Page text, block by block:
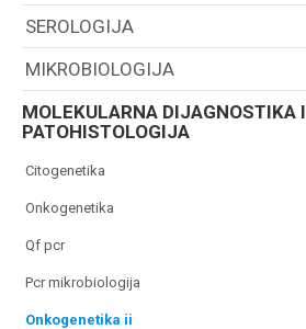
SEROLOGIJA
MIKROBIOLOGIJA
MOLEKULARNA DIJAGNOSTIKA I
PATOHISTOLOGIJA
citogenetika
onkogenetika
qf pcr
pcr mikrobiologija
onkogenetika ii